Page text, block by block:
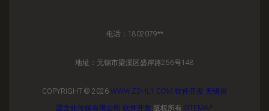
电话：1802079**
地址：无锡市梁溪区盛岸路256号148
COPYRIGHT © 2026 WWW.ZDHL1.COM 软件开发 无锡雷
霆文化传媒有限公司 软件开发 版权所有 SITEMAP